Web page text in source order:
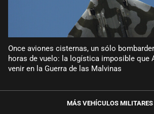
Once aviones cisternas, un sólo
horas de vuelo: la logística imposible que
venir en la Guerra de las Malvinas
MÁS VEHÍCULOS MILITARES